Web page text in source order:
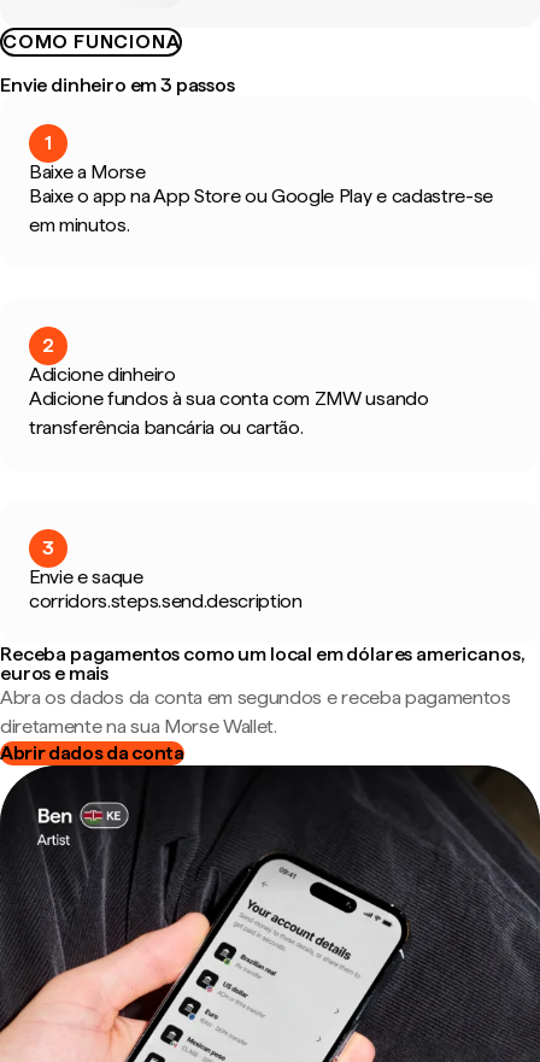
COMO FUNCIONA
Envie dinheiro em 3 passos
1
Baixe a Morse
Baixe o app na App Store ou Google Play e cadastre-se
em minutos.
2
Adicione dinheiro
Adicione fundos à sua conta com ZMW usando
transferência bancária ou cartão.
3
Envie e saque
corridors.steps.send.description
Receba pagamentos como um local em dólares americanos,
euros e mais
Abra os dados da conta em segundos e receba pagamentos
diretamente na sua Morse Wallet.
Abrir dados da conta